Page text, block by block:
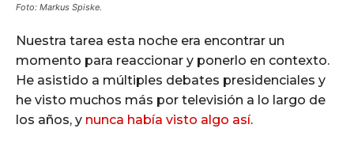
Foto: Markus Spiske.
Nuestra tarea esta noche era encontrar un
momento para reaccionar y ponerlo en contexto.
He asistido a múltiples debates presidenciales y
he visto muchos más por televisión a lo largo de
los años, y nunca había visto algo así.